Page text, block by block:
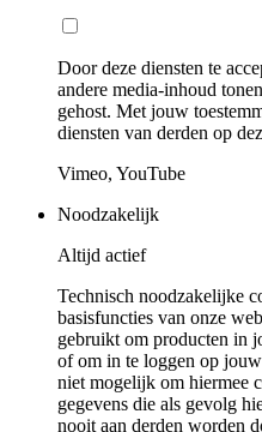
Door deze diensten te
andere media-inhoud
gehost. Met jouw
diensten van derden op
Vimeo, YouTube
Noodzakelijk
Altijd actief
Technisch noodzakelijke
basisfuncties van onze
gebruikt om producten in
of om in te loggen op
niet mogelijk om hiermee
gegevens die als gevolg
nooit aan derden worden